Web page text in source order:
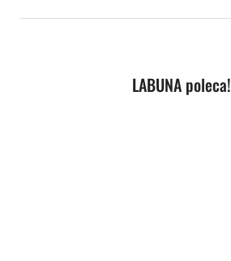
Pomiń karuzelę produktów
Produkty
LABUNA poleca!